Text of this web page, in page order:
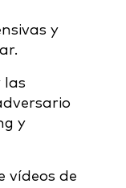
y
las
y
vídeos de